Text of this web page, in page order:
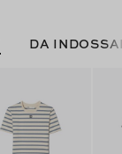
DA